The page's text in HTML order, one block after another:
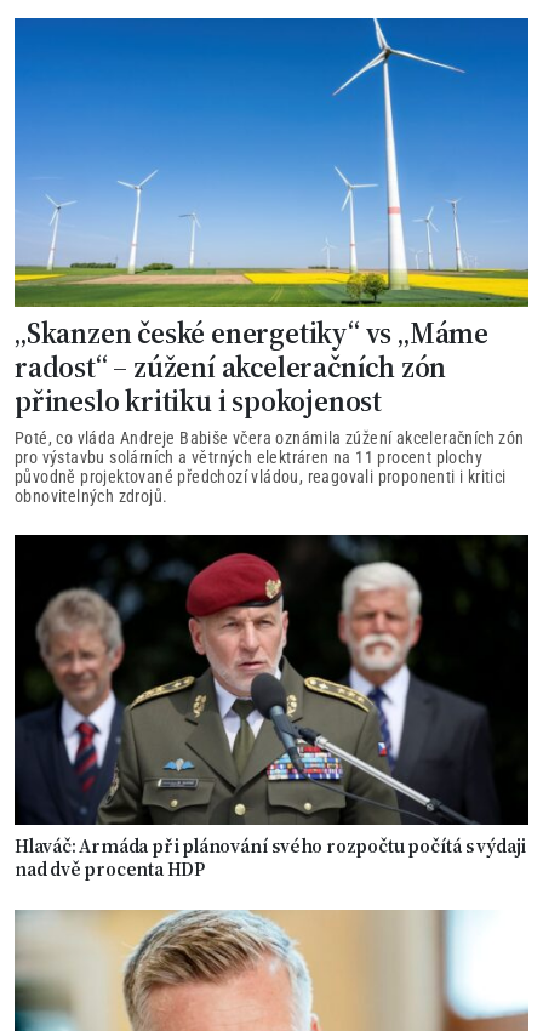
„Skanzen české energetiky“ vs „Máme
radost“ – zúžení akceleračních zón
přineslo kritiku i spokojenost
Poté, co vláda Andreje Babiše včera oznámila zúžení akceleračních zón
pro výstavbu solárních a větrných elektráren na 11 procent plochy
původně projektované předchozí vládou, reagovali proponenti i kritici
obnovitelných zdrojů.
Hlaváč: Armáda při plánování svého rozpočtu počítá s výdaji
nad dvě procenta HDP